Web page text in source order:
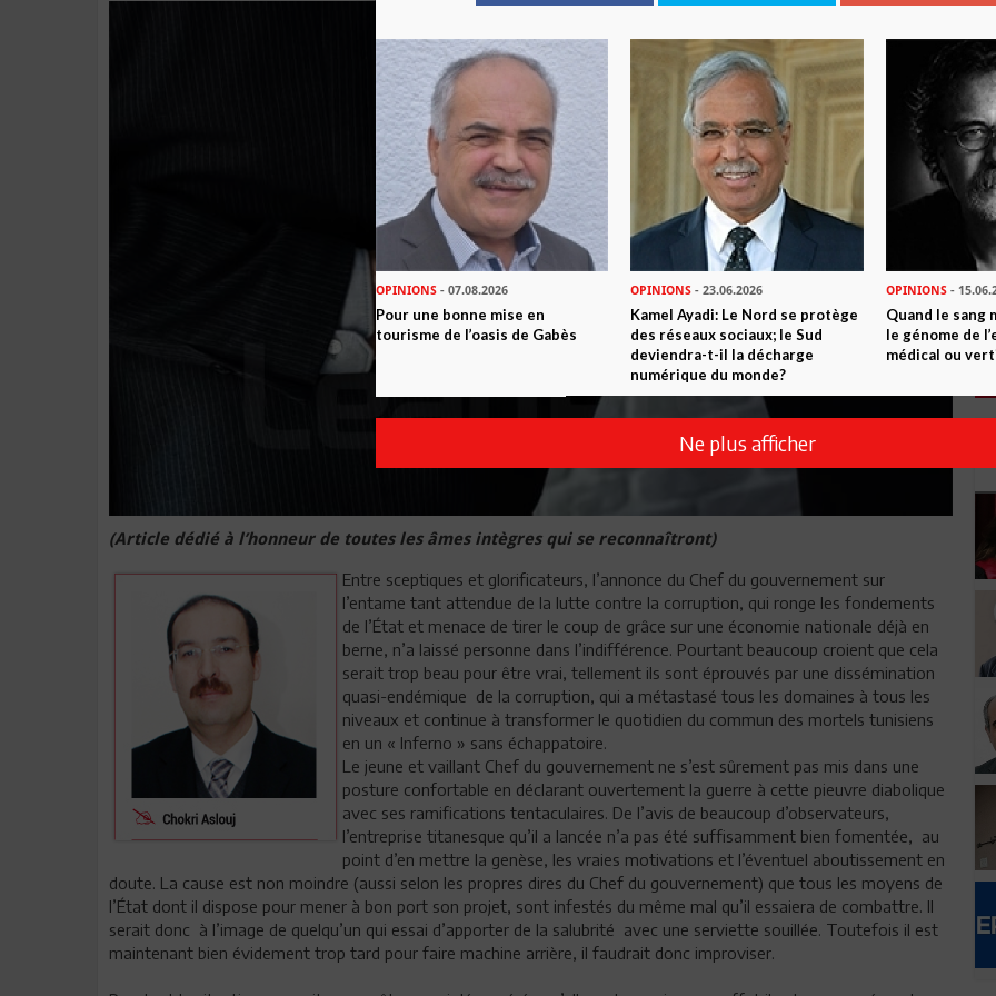
(Article dédié à l’honneur de toutes les âmes intègres qui se reconnaîtront)
Entre sceptiques et glorificateurs, l’annonce du Chef du gouvernement sur
l’entame tant attendue de la lutte contre la corruption, qui ronge les fondements
de l’État et menace de tirer le coup de grâce sur une économie nationale déjà en
berne, n’a laissé personne dans l’indifférence. Pourtant beaucoup croient que cela
serait trop beau pour être vrai, tellement ils sont éprouvés par une dissémination
quasi-endémique de la corruption, qui a métastasé tous les domaines à tous les
niveaux et continue à transformer le quotidien du commun des mortels tunisiens
en un « Inferno » sans échappatoire.
Le jeune et vaillant Chef du gouvernement ne s’est sûrement pas mis dans une
posture confortable en déclarant ouvertement la guerre à cette pieuvre diabolique
avec ses ramifications tentaculaires. De l’avis de beaucoup d’observateurs,
l’entreprise titanesque qu’il a lancée n’a pas été suffisamment bien fomentée, au
point d’en mettre la genèse, les vraies motivations et l’éventuel aboutissement en
doute. La cause est non moindre (aussi selon les propres dires du Chef du gouvernement) que tous les moyens de
l’État dont il dispose pour mener à bon port son projet, sont infestés du même mal qu’il essaiera de combattre. Il
serait donc à l’image de quelqu’un qui essai d’apporter de la salubrité avec une serviette souillée. Toutefois il est
maintenant bien évidement trop tard pour faire machine arrière, il faudrait donc improviser.
OPINIONS - 07.08.2026
Pour une bonne mise en
tourisme de l’oasis de Gabès
OPINIONS - 23.06.2026
Kamel Ayadi: Le Nord se protège
des réseaux sociaux; le Sud
deviendra-t-il la décharge
numérique du monde?
OPINIONS-
Quand le sang
le génome de
médical ou
Ne plus afficher